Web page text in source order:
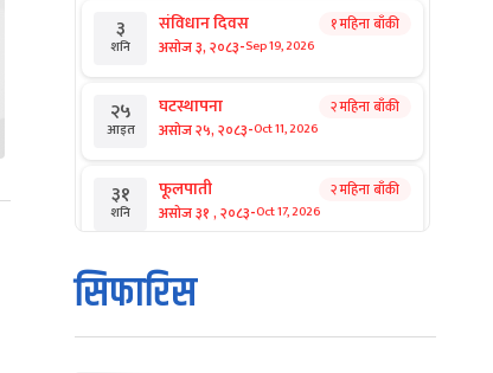
३
शनि
संविधान दिवस
असोज ३, २०८३-Sep 19, 2026
१ महिना बाँकी
२५
आइत
घटस्थापना
असोज २५, २०८३-Oct 11, 2026
२ महिना बाँकी
३१
शनि
फूलपाती
असोज ३१ , २०८३-Oct 17, 2026
२ महिना बाँकी
१
आइत
कार्तिक सङ्क्रान्ति
कार्तिक १, २०८३
सिफारिस